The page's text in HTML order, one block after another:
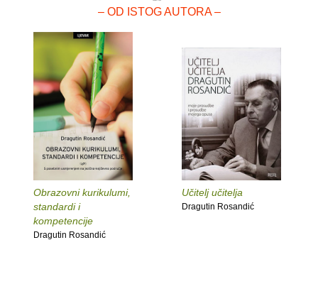
– OD ISTOG AUTORA –
Obrazovni kurikulumi,
standardi i
kompetencije
Dragutin Rosandić
Učitelj učitelja
Dragutin Rosandić